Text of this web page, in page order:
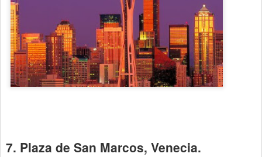
7. Plaza de San Marcos, Venecia.